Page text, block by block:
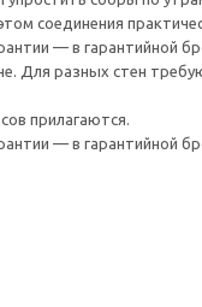
соединения
— в гарантийной
Для разных стен
прилагаются.
— в гарантийной